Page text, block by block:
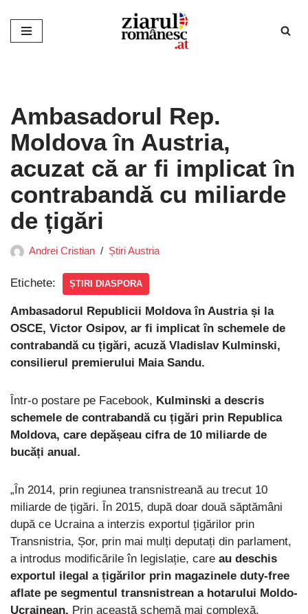
Sari
Ambasadorul Rep.
Moldova în Austria,
acuzat că ar fi implicat în
contrabandă cu miliarde
de țigări
Andrei Cristian Știri Austria
Etichete: ȘTIRI DIASPORA
Ambasadorul Republicii Moldova în Austria și la
OSCE, Victor Osipov, ar fi implicat în schemele de
contrabandă cu țigări, acuză Vladislav Kulminski,
consilierul premierului Maia Sandu.
Într-o postare pe Facebook, Kulminski a descris
schemele de contrabandă cu țigări prin Republica
Moldova, care depășeau cifra de 10 miliarde de
bucăți anual.
„În 2014, prin regiunea transnistreană au trecut 10
miliarde de țigări. În 2015, după doar două săptămâni
după ce Ucraina a interzis exportul țigărilor prin
Transnistria, Șor, prin mai mulți deputați din parlament,
a introdus modificările în legislație, care au deschis
exportul ilegal a țigărilor prin magazinele duty-free
aflate pe segmentul transnistrean a hotarului Moldo-
Ucrainean. Prin această schemă mai complexă,